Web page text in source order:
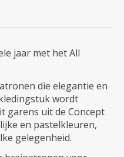
jaar met het All
die elegantie en
wordt
garens uit de Concept
en pastelkleuren,
gelegenheid.